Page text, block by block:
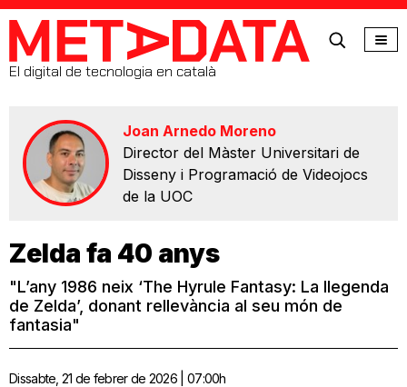
MetaData
El digital de tecnologia en català
Joan Arnedo Moreno
Director del Màster Universitari de
Disseny i Programació de Videojocs
de la UOC
Zelda fa 40 anys
"L’any 1986 neix ‘The Hyrule Fantasy: La llegenda
de Zelda’, donant rellevància al seu món de
fantasia"
Dissabte, 21 de febrer de 2026 | 07:00h